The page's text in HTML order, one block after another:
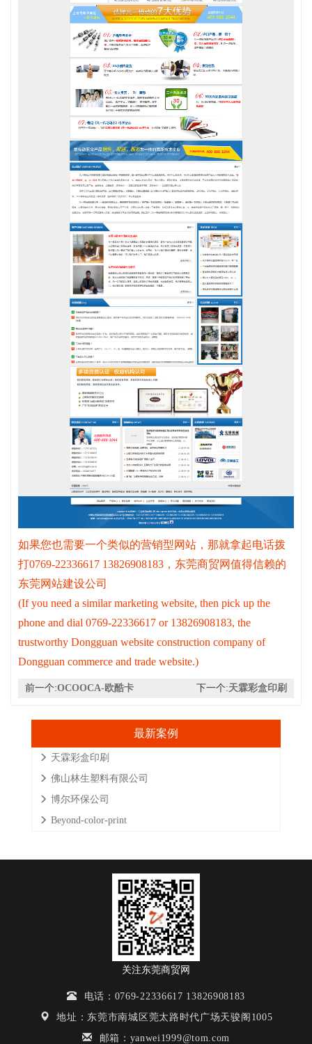
如果您也需要一个类似的营销型网站，那就拿起电话拨
打0769-22336617 13826908183，东莞商贸网值得信赖的
东莞网站建设公司
(If you need a similar marketing website, then pick up the
phone and dial 0769-22336617 or 13826908183, the
trustworthy Dongguan website construction company of
Dongguan commerce and trade website.)
前一个:OCOOCA-欧酷卡 下一个:天霖彩盒印刷
最新案例
天霖彩盒印刷
佛山林生塑料有限公司
博尔环保公司
Beyond-color-print
关注东莞商贸网
电话：0769-22336617 13826908183
地址：东莞市南城区莞太路时代广场天骏阁1005
邮箱：yanwei1999@tom.com